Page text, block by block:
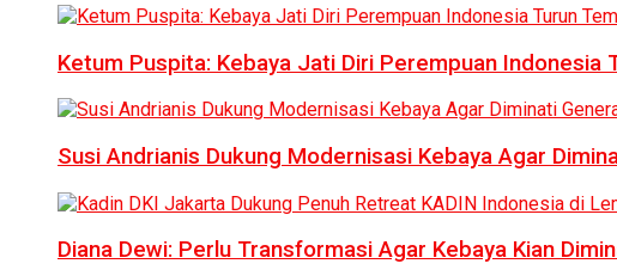
Ketum Puspita: Kebaya Jati Diri Perempuan Indonesia
Susi Andrianis Dukung Modernisasi Kebaya Agar
Diana Dewi: Perlu Transformasi Agar Kebaya Kian